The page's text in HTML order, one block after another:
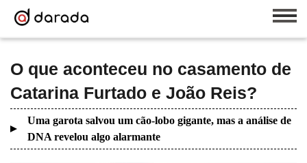
O que aconteceu no casamento de
Catarina Furtado e João Reis?
Uma garota salvou um cão-lobo gigante, mas a análise de
DNA revelou algo alarmante